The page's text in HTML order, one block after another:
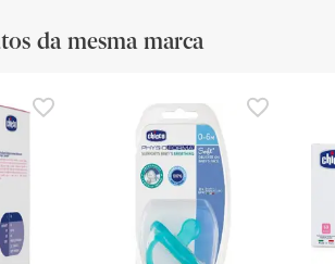
da mesma marca